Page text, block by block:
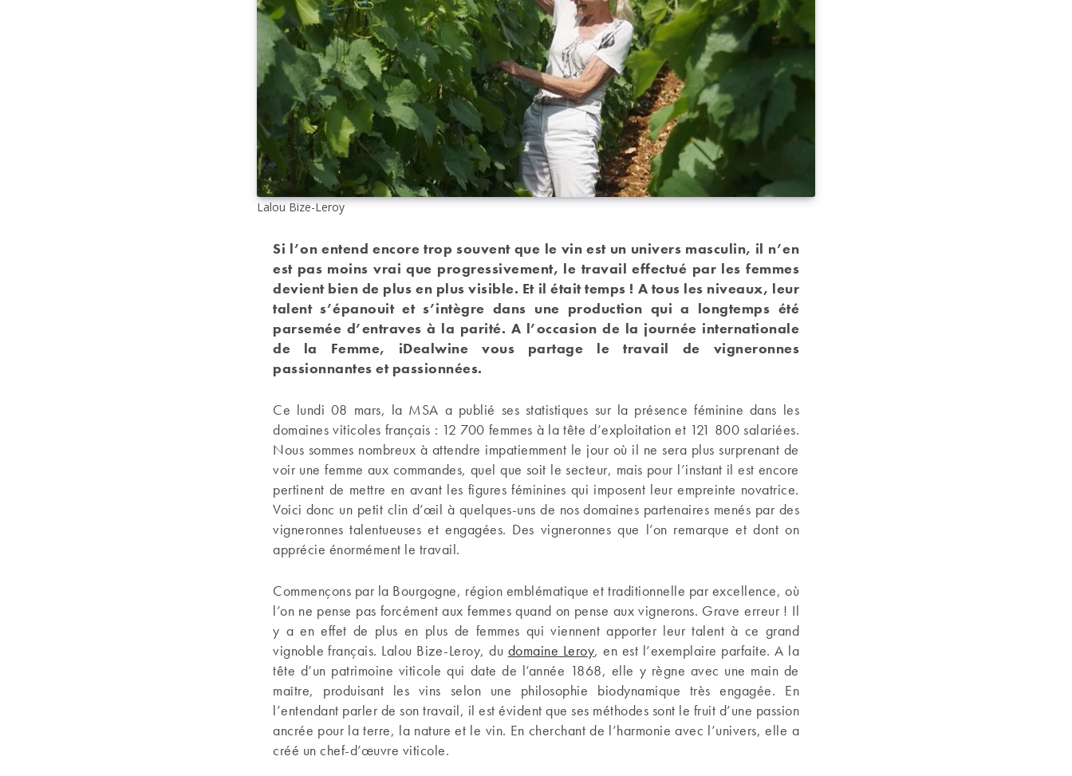
Lalou Bize-Leroy
Si l’on entend encore trop souvent que le vin est un univers masculin, il n’en
est pas moins vrai que progressivement, le travail effectué par les femmes
devient bien de plus en plus visible. Et il était temps ! A tous les niveaux, leur
talent s’épanouit et s’intègre dans une production qui a longtemps été
parsemée d’entraves à la parité. A l’occasion de la journée internationale
de la Femme, iDealwine vous partage le travail de vigneronnes
passionnantes et passionnées.
Ce lundi 08 mars, la MSA a publié ses statistiques sur la présence féminine dans les
domaines viticoles français : 12 700 femmes à la tête d’exploitation et 121 800 salariées.
Nous sommes nombreux à attendre impatiemment le jour où il ne sera plus surprenant de
voir une femme aux commandes, quel que soit le secteur, mais pour l’instant il est encore
pertinent de mettre en avant les figures féminines qui imposent leur empreinte novatrice.
Voici donc un petit clin d’œil à quelques-uns de nos domaines partenaires menés par des
vigneronnes talentueuses et engagées. Des vigneronnes que l’on remarque et dont on
apprécie énormément le travail.
Commençons par la Bourgogne, région emblématique et traditionnelle par excellence, où
l’on ne pense pas forcément aux femmes quand on pense aux vignerons. Grave erreur ! Il
y a en effet de plus en plus de femmes qui viennent apporter leur talent à ce grand
vignoble français. Lalou Bize-Leroy, du domaine Leroy, en est l’exemplaire parfaite. A la
tête d’un patrimoine viticole qui date de l’année 1868, elle y règne avec une main de
maître, produisant les vins selon une philosophie biodynamique très engagée. En
l’entendant parler de son travail, il est évident que ses méthodes sont le fruit d’une passion
ancrée pour la terre, la nature et le vin. En cherchant de l’harmonie avec l’univers, elle a
créé un chef-d’œuvre viticole.